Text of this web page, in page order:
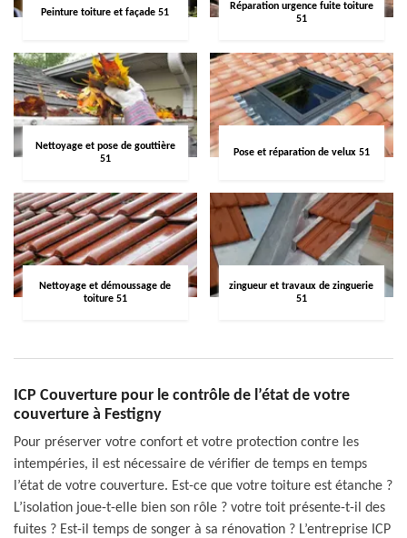
Peinture toiture et façade 51
Réparation urgence fuite toiture
51
Nettoyage et pose de gouttière
51
Pose et réparation de velux 51
Nettoyage et démoussage de
toiture 51
zingueur et travaux de zinguerie
51
ICP Couverture pour le contrôle de l’état de votre
couverture à Festigny
Pour préserver votre confort et votre protection contre les
intempéries, il est nécessaire de vérifier de temps en temps
l’état de votre couverture. Est-ce que votre toiture est étanche ?
L’isolation joue-t-elle bien son rôle ? votre toit présente-t-il des
fuites ? Est-il temps de songer à sa rénovation ? L’entreprise ICP